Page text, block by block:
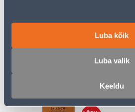
Luba kõik
Luba valik
Keeldu
RAAM 5-NE ALFA TAMM
2
1-